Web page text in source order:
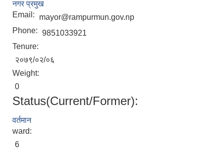
नगर प्रमुख
Email:
mayor@rampurmun.gov.np
Phone: 9851033921
Tenure:
२०७९/०२/०६
Weight:
0
Status(Current/Former):
वर्तमान
ward:
6